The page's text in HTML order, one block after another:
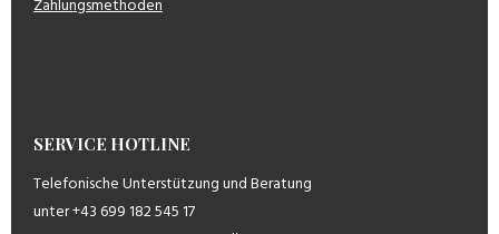
Zahlungsmethoden
SERVICE HOTLINE
Telefonische Unterstützung und Beratung
unter +43 699 182 545 17